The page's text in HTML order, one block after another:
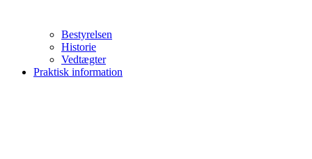
Bestyrelsen
Historie
Vedtægter
Praktisk information